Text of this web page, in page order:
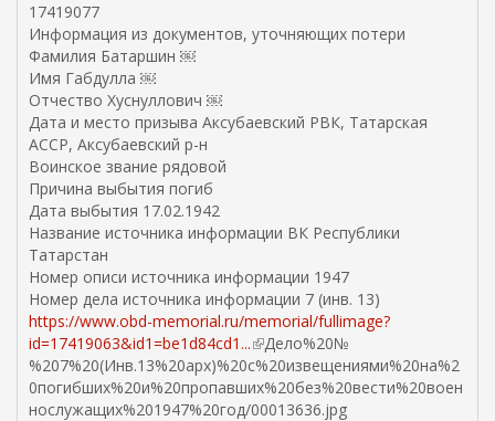
17419077
Информация из документов, уточняющих потери
Фамилия Батаршин ￼
Имя Габдулла ￼
Отчество Хуснуллович ￼
Дата и место призыва Аксубаевский РВК, Татарская
АССР, Аксубаевский р-н
Воинское звание рядовой
Причина выбытия погиб
Дата выбытия 17.02.1942
Название источника информации ВК Республики
Татарстан
Номер описи источника информации 1947
Номер дела источника информации 7 (инв. 13)
https://www.obd-memorial.ru/memorial/fullimage?
id=17419063&id1=be1d84cd1...(
в
н
е
Дело%20№
%207%20(Инв.13%20арх)%20с%20извещениями%20на%2
0погибших%20и%20пропавших%20без%20вести%20воен
нослужащих%201947%20год/00013636.jpg